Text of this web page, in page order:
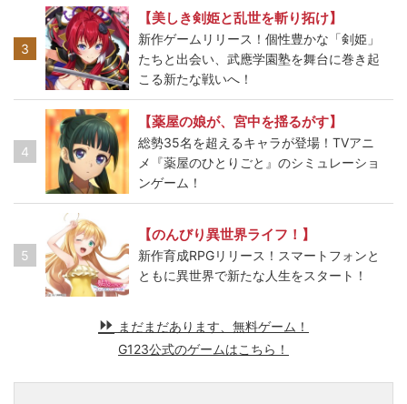
3
【美しき剣姫と乱世を斬り拓け】
新作ゲームリリース！個性豊かな「剣姫」
たちと出会い、武應学園塾を舞台に巻き起
こる新たな戦いへ！
4
【薬屋の娘が、宮中を揺るがす】
総勢35名を超えるキャラが登場！TVアニ
メ『薬屋のひとりごと』のシミュレーショ
ンゲーム！
5
【のんびり異世界ライフ！】
新作育成RPGリリース！スマートフォンと
ともに異世界で新たな人生をスタート！
まだまだあります、無料ゲーム！
G123公式のゲームはこちら！